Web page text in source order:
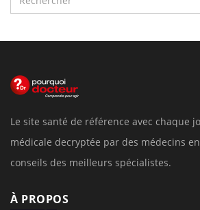
Le site santé de référence avec chaque
médicale decryptée par des médecins
conseils des meilleurs spécialistes.
À PROPOS